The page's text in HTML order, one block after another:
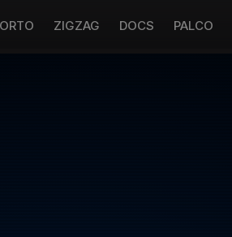
ZIGZAG DOCS PALCO